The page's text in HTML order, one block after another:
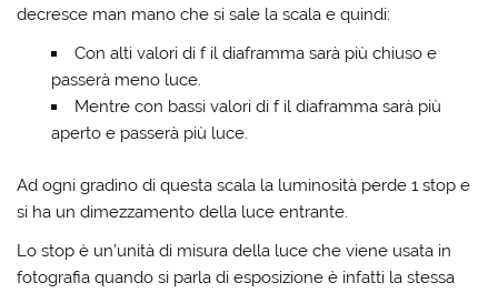
decresce man mano che si sale la scala e quindi:
Con alti valori di f il diaframma sarà più chiuso e
passerà meno luce.
Mentre con bassi valori di f il diaframma sarà più
aperto e passerà più luce.
Ad ogni gradino di questa scala la luminosità perde 1 stop e
si ha un dimezzamento della luce entrante.
Lo stop è un’unità di misura della luce che viene usata in
fotografia quando si parla di esposizione è infatti la stessa